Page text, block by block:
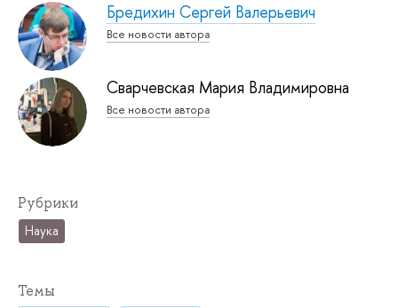
Бредихин Сергей Валерьевич
Все новости автора
Сварчевская Мария Владимировна
Все новости автора
Рубрики
Наука
Темы